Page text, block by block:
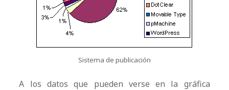
Sistema de publicación
A los datos que pueden verse en la gráfica